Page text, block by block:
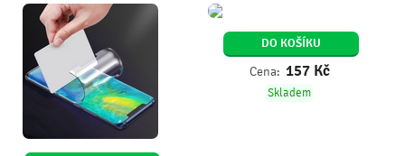
DO KOŠÍKU
Cena: 157 Kč
Skladem